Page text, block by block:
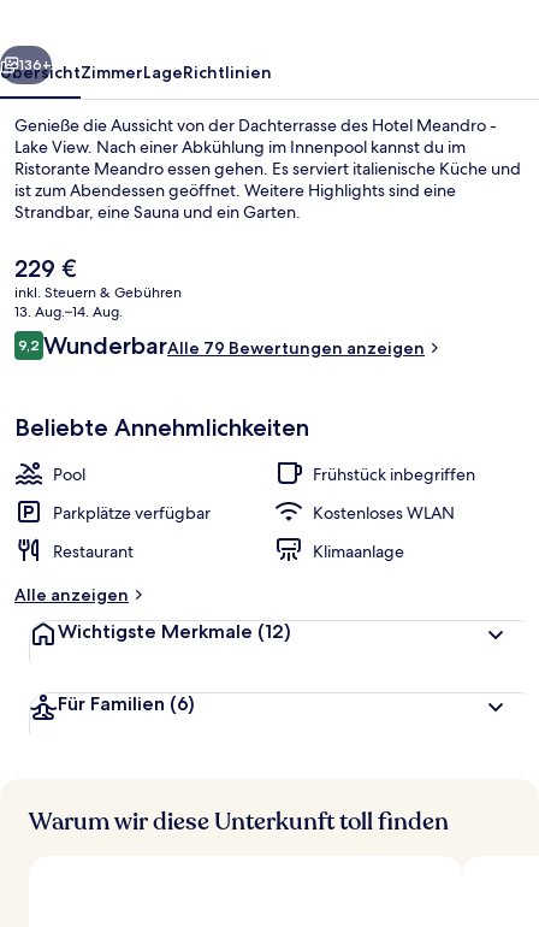
Weiter
136+
ÜbersichtZimmerLageRichtlinien
Genieße die Aussicht von der Dachterrasse des Hotel Meandro -
Lake View. Nach einer Abkühlung im Innenpool kannst du im
Ristorante Meandro essen gehen. Es serviert italienische Küche und
ist zum Abendessen geöffnet. Weitere Highlights sind eine
Strandbar, eine Sauna und ein Garten.
Der
aktuelle
Preis
beträgt
229 €.
229 €
inkl. Steuern & Gebühren
13. Aug.–14. Aug.
Bewertungen
9,29,2 von 10.
WunderbarAlle 79 Bewertungen anzeigen
Beliebte Annehmlichkeiten
Pool
Frühstück inbegriffen
Parkplätze verfügbar
Kostenloses WLAN
Restaurant
Klimaanlage
Alle anzeigen
Wichtigste Merkmale (12)
Für Familien (6)
Warum wir diese Unterkunft toll finden